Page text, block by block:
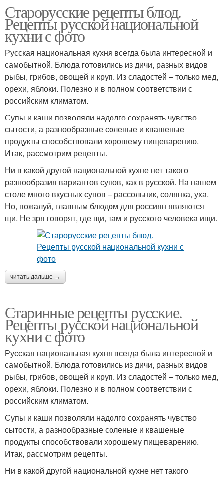
Старорусские рецепты блюд.
Рецепты русской национальной
кухни с фото
Русская национальная кухня всегда была интересной и
самобытной. Блюда готовились из дичи, разных видов
рыбы, грибов, овощей и круп. Из сладостей – только мед,
орехи, яблоки. Полезно и в полном соответствии с
российским климатом.
Супы и каши позволяли надолго сохранять чувство
сытости, а разнообразные соленые и квашеные
продукты способствовали хорошему пищеварению.
Итак, рассмотрим рецепты.
Ни в какой другой национальной кухне нет такого
разнообразия вариантов супов, как в русской. На нашем
столе много вкусных супов – рассольник, солянка, уха.
Но, пожалуй, главным блюдом для россиян являются
щи. Не зря говорят, где щи, там и русского человека ищи.
читать дальше →
Старинные рецепты русские.
Рецепты русской национальной
кухни с фото
Русская национальная кухня всегда была интересной и
самобытной. Блюда готовились из дичи, разных видов
рыбы, грибов, овощей и круп. Из сладостей – только мед,
орехи, яблоки. Полезно и в полном соответствии с
российским климатом.
Супы и каши позволяли надолго сохранять чувство
сытости, а разнообразные соленые и квашеные
продукты способствовали хорошему пищеварению.
Итак, рассмотрим рецепты.
Ни в какой другой национальной кухне нет такого